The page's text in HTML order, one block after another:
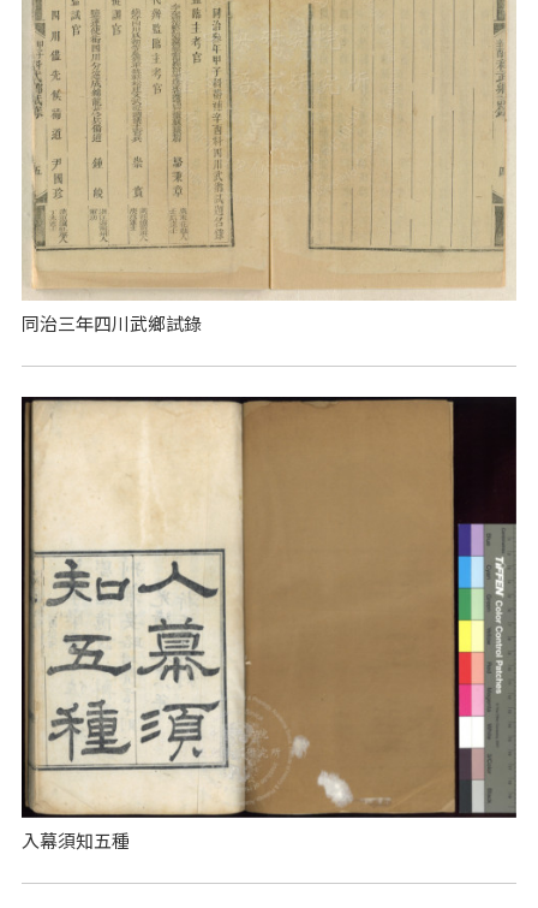
同治三年四川武鄉試錄
入幕須知五種